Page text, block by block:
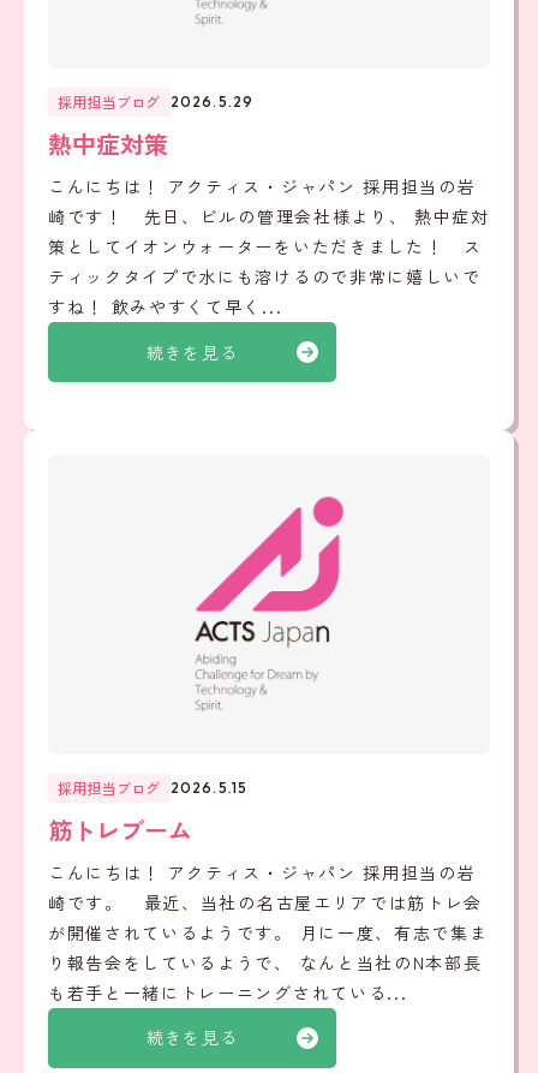
続きを見る
採用担当ブログ 2026.5.29
熱中症対策
こんにちは！ アクティス・ジャパン 採用担当の岩
崎です！ 先日、ビルの管理会社様より、 熱中症対
策としてイオンウォーターをいただきました！ ス
ティックタイプで水にも溶けるので非常に嬉しいで
すね！ 飲みやすくて早く...
続きを見る
採用担当ブログ 2026.5.15
筋トレブーム
こんにちは！ アクティス・ジャパン 採用担当の岩
崎です。 最近、当社の名古屋エリアでは筋トレ会
が開催されているようです。 月に一度、有志で集ま
り報告会をしているようで、 なんと当社のN本部長
も若手と一緒にトレーニングされている...